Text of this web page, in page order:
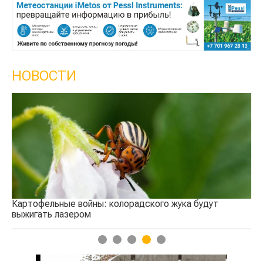
НОВОСТИ
Картофельные войны: колорадского жука будут
выжигать лазером
1 2 3 4 5